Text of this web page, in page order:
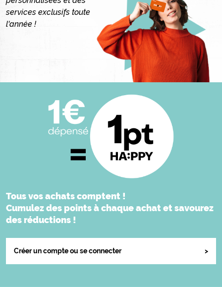
services exclusifs toute
l'année !
Image droite
Tous vos achats comptent !
Cumulez des points à chaque achat et savourez
des réductions !
Créer un compte ou se connecter >